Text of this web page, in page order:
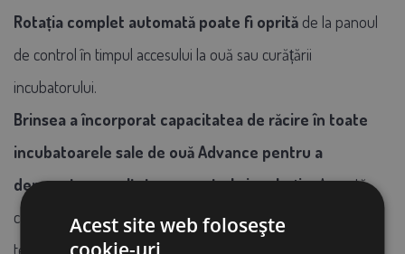
Rotația complet automată poate fi oprită de la panoul
de control în timpul accesului la ouă sau curățării
incubatorului.
Brinsea a încorporat capacitatea de răcire în toate
incubatoarele sale de ouă Advance pentru a
demonstra rezultate crescute la incubație.Această
caracteristică oprește încălzitorul incubatorului și alarma de
temperatură scăzută pentru timpul selectat, dar ventilatorul
Acest site web folosește